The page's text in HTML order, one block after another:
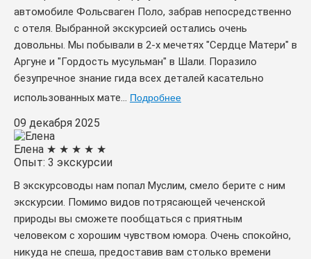
автомобиле Фольсваген Поло, забрав непосредственно
с отеля. Выбранной экскурсией остались очень
довольны. Мы побывали в 2-х мечетях "Сердце Матери" в
Аргуне и "Гордость мусульман" в Шали. Поразило
безупречное знание гида всех деталей касательно
использованных мате...
Подробнее
09 декабря 2025
Елена ★ ★ ★ ★ ★
Опыт: 3 экскурсии
В экскурсоводы нам попал Муслим, смело берите с ним
экскурсии. Помимо видов потрясающей чеченской
природы вы сможете пообщаться с приятным
человеком с хорошим чувством юмора. Очень спокойно,
никуда не спеша, предоставив вам столько времени